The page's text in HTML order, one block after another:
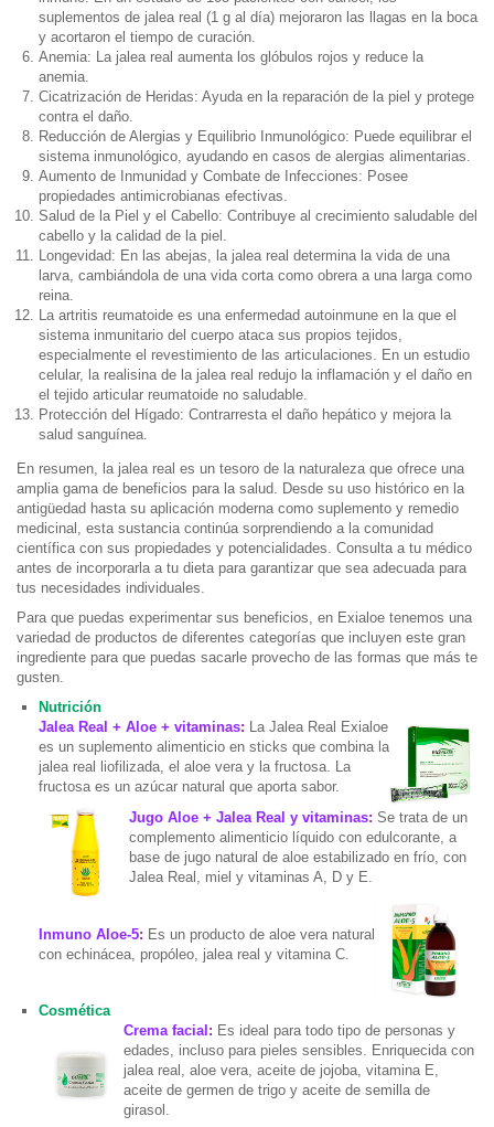
suplementos de jalea real (1 g al día) mejoraron las llagas en la boca
y acortaron el tiempo de curación.
Anemia: La jalea real aumenta los glóbulos rojos y reduce la
anemia.
Cicatrización de Heridas: Ayuda en la reparación de la piel y protege
contra el daño.
Reducción de Alergias y Equilibrio Inmunológico: Puede equilibrar el
sistema inmunológico, ayudando en casos de alergias alimentarias.
Aumento de Inmunidad y Combate de Infecciones: Posee
propiedades antimicrobianas efectivas.
Salud de la Piel y el Cabello: Contribuye al crecimiento saludable del
cabello y la calidad de la piel.
Longevidad: En las abejas, la jalea real determina la vida de una
larva, cambiándola de una vida corta como obrera a una larga como
reina.
La artritis reumatoide es una enfermedad autoinmune en la que el
sistema inmunitario del cuerpo ataca sus propios tejidos,
especialmente el revestimiento de las articulaciones. En un estudio
celular, la realisina de la jalea real redujo la inflamación y el daño en
el tejido articular reumatoide no saludable.
Protección del Hígado: Contrarresta el daño hepático y mejora la
salud sanguínea.
En resumen, la jalea real es un tesoro de la naturaleza que ofrece una
amplia gama de beneficios para la salud. Desde su uso histórico en la
antigüedad hasta su aplicación moderna como suplemento y remedio
medicinal, esta sustancia continúa sorprendiendo a la comunidad
científica con sus propiedades y potencialidades. Consulta a tu médico
antes de incorporarla a tu dieta para garantizar que sea adecuada para
tus necesidades individuales.
Para que puedas experimentar sus beneficios, en Exialoe tenemos una
variedad de productos de diferentes categorías que incluyen este gran
ingrediente para que puedas sacarle provecho de las formas que más te
gusten.
Nutrición
Jalea Real + Aloe + vitaminas: La Jalea Real Exialoe
es un suplemento alimenticio en sticks que combina la
jalea real liofilizada, el aloe vera y la fructosa. La
fructosa es un azúcar natural que aporta sabor.
Jugo Aloe + Jalea Real y vitaminas: Se trata de un
complemento alimenticio líquido con edulcorante, a
base de jugo natural de aloe estabilizado en frío, con
Jalea Real, miel y vitaminas A, D y E.
Inmuno Aloe-5: Es un producto de aloe vera natural
con echinácea, propóleo, jalea real y vitamina C.
Cosmética
Crema facial: Es ideal para todo tipo de personas y
edades, incluso para pieles sensibles. Enriquecida con
jalea real, aloe vera, aceite de jojoba, vitamina E,
aceite de germen de trigo y aceite de semilla de
girasol.